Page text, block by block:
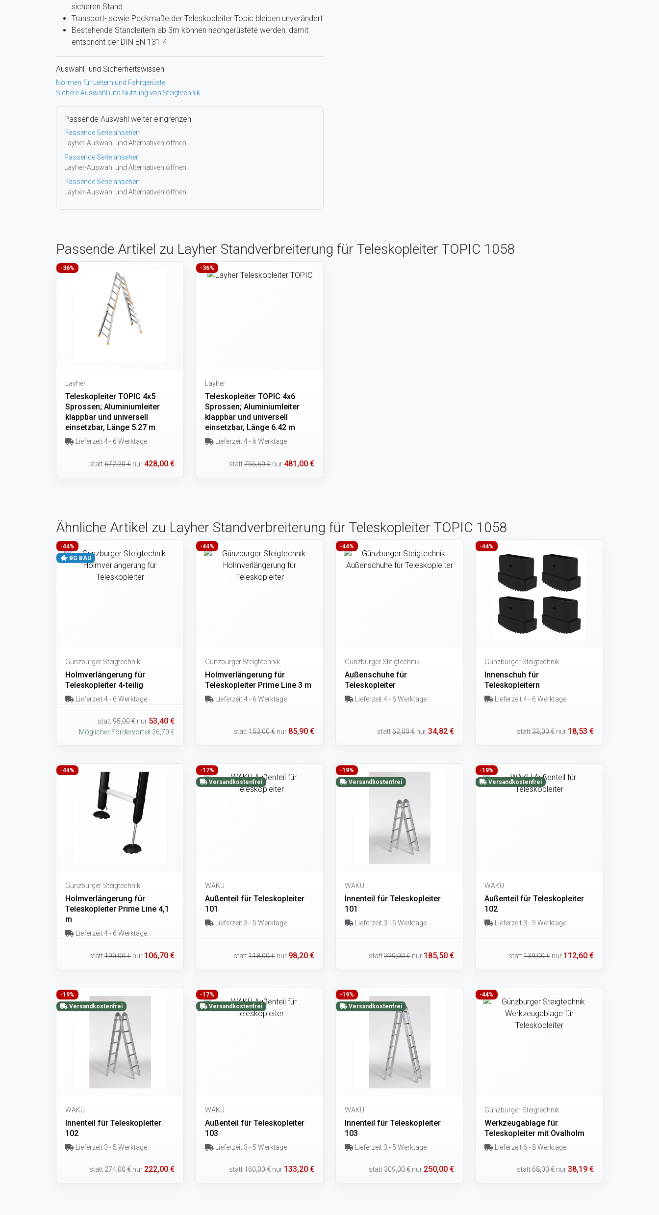
sicheren Stand
Transport- sowie Packmaße der Teleskopleiter Topic bleiben unverändert
Bestehende Standleitern ab 3m können nachgerüstete werden, damit
entspricht der DIN EN 131-4
Auswahl- und Sicherheitswissen
Normen für Leitern und Fahrgerüste
Sichere Auswahl und Nutzung von Steigtechnik
Passende Auswahl weiter eingrenzen
Passende Serie ansehen
Layher-Auswahl und Alternativen öffnen.
Passende Serie ansehen
Layher-Auswahl und Alternativen öffnen.
Passende Serie ansehen
Layher-Auswahl und Alternativen öffnen.
Passende Artikel zu Layher Standverbreiterung für Teleskopleiter TOPIC 1058
-36%
Layher
Teleskopleiter TOPIC 4x5
Sprossen; Aluminiumleiter
klappbar und universell
einsetzbar, Länge 5.27 m
Lieferzeit 4 - 6 Werktage
statt672,20 € nur 428,00 €
-36%
Layher
Teleskopleiter TOPIC 4x6
Sprossen; Aluminiumleiter
klappbar und universell
einsetzbar, Länge 6.42 m
Lieferzeit 4 - 6 Werktage
statt755,60 € nur 481,00 €
Ähnliche Artikel zu Layher Standverbreiterung für Teleskopleiter TOPIC 1058
-44%
BG BAU
Günzburger Steigtechnik
Holmverlängerung für
Teleskopleiter 4-teilig
Lieferzeit 4 - 6 Werktage
statt95,00 € nur 53,40 €
Möglicher Fördervorteil 26,70 €
-44%
Günzburger Steigtechnik
Holmverlängerung für
Teleskopleiter Prime Line 3 m
Lieferzeit 4 - 6 Werktage
statt153,00 € nur 85,90 €
-44%
Günzburger Steigtechnik
Außenschuhe für
Teleskopleiter
Lieferzeit 4 - 6 Werktage
statt62,00 € nur34,82 €
-44%
Günzburger Steigtechnik
Innenschuh für
Teleskopleitern
Lieferzeit 4 - 6 Werktage
statt33,00 € nur 18,53 €
-44%
Günzburger Steigtechnik
Holmverlängerung für
Teleskopleiter Prime Line 4,1
m
Lieferzeit 4 - 6 Werktage
statt190,00 € nur 106,70 €
-17%
Versandkostenfrei
WAKÜ
Außenteil für Teleskopleiter
101
Lieferzeit 3 - 5 Werktage
statt118,00 € nur 98,20 €
-19%
Versandkostenfrei
WAKÜ
Innenteil für Teleskopleiter
101
Lieferzeit 3 - 5 Werktage
statt229,00 € nur 185,50 €
-19%
Versandkostenfrei
WAKÜ
Außenteil für Teleskopleiter
102
Lieferzeit 3 - 5 Werktage
statt139,00 € nur 112,60 €
-19%
Versandkostenfrei
WAKÜ
Innenteil für Teleskopleiter
102
Lieferzeit 3 - 5 Werktage
statt274,00 € nur 222,00 €
-17%
Versandkostenfrei
WAKÜ
Außenteil für Teleskopleiter
103
Lieferzeit 3 - 5 Werktage
statt160,00 € nur 133,20 €
-19%
Versandkostenfrei
WAKÜ
Innenteil für Teleskopleiter
103
Lieferzeit 3 - 5 Werktage
statt309,00 € nur 250,00 €
-44%
Günzburger Steigtechnik
Werkzeugablage für
Teleskopleiter mit Ovalholm
Lieferzeit 6 - 8 Werktage
statt68,00 € nur38,19 €